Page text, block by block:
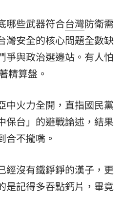
哪些武器符合台灣防衛需
灣安全的核心問題全數缺
爭與政治選邊站。有人怕
精算盤。
中火力全開，直指國民黨
保台」的避戰論述，結果
不攏嘴。
經沒有鐵錚錚的漢子，更
是記得多吞點鈣片，畢竟